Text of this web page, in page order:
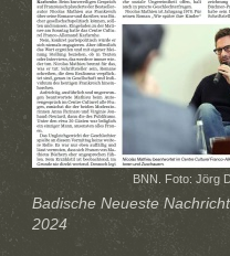
BNN. Foto: Jörg
Badische Neueste
2024